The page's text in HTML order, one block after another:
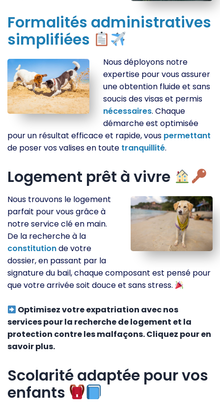
Formalités administratives
simplifiées
Nous déployons notre
expertise pour vous assurer
une obtention fluide et sans
soucis des visas et permis
nécessaires. Chaque
démarche est optimisée
pour un résultat efficace et rapide, vous permettant
de poser vos valises en toute tranquillité.
Logement prêt à vivre
Nous trouvons le logement
parfait pour vous grâce à
notre service clé en main.
De la recherche à la
constitutionde votre
dossier, en passant par la
signature du bail, chaque composant est pensé pour
que votre arrivée soit douce et sans stress.
Optimisez votre expatriation avec nos
services pour la recherche de logement et la
protection contre les malfaçons. Cliquez pour en
savoir plus.
Scolarité adaptée pour vos
enfants